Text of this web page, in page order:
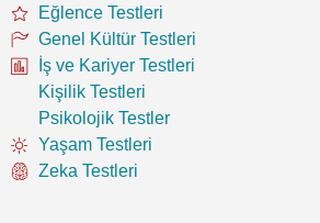
Eğlence Testleri
Genel Kültür Testleri
İş ve Kariyer Testleri
Kişilik Testleri
Psikolojik Testler
Yaşam Testleri
Zeka Testleri